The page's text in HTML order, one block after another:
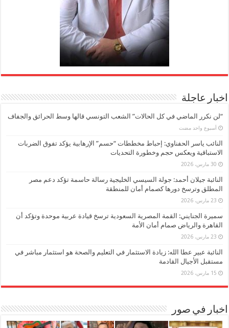
اخبار عاجلة
“لن نكرر الماضي في كل الحالات” الشعب التونسي قالها وسط الحرائق والجفاف
‏أسبوع واحد مضت
النائب ياسر الحفناوي: إحباط مخططات “حسم” الإرهابية يؤكد تفوق الضربات
الاستباقية ويعكس حجم وخطورة التحديات
30 مارس، 2026
النائبة جيلان أحمد: جولة السيسي الخليجية رسالة حاسمة تؤكد دعم مصر
المطلق وترسخ دورها كصمام أمان للمنطقة
23 مارس، 2026
سميرة الجنايني: القمة المصرية السعودية ترسخ قيادة عربية موحدة وتؤكد أن
القاهرة والرياض صمام أمان الأمة
23 مارس، 2026
النائبة عبير عطا الله: زيادة الاستثمار في التعليم والصحة هو استثمار مباشر في
مستقبل الأجيال القادمة
15 مارس، 2026
اخبار في صور